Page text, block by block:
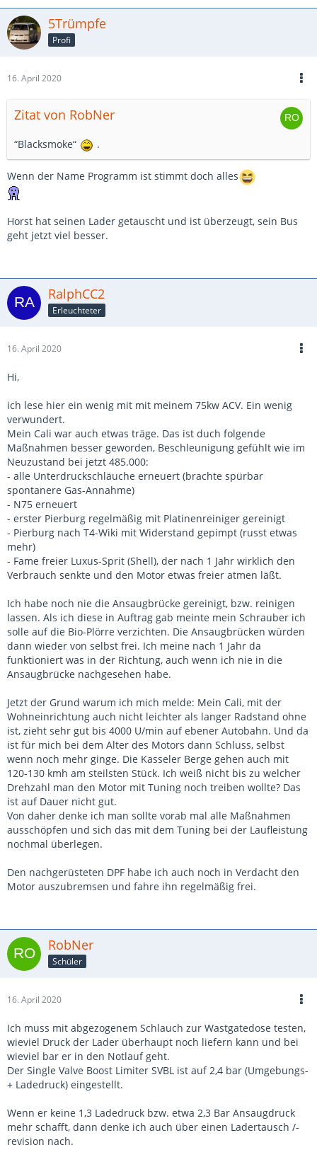
5Trümpfe
Profi
16. April 2020
Zitat von RobNer
“Blacksmoke“ .
Wenn der Name Programm ist stimmt doch alles
Horst hat seinen Lader getauscht und ist überzeugt, sein Bus
geht jetzt viel besser.
RalphCC2
Erleuchteter
16. April 2020
Hi,
ich lese hier ein wenig mit mit meinem 75kw ACV. Ein wenig
verwundert.
Mein Cali war auch etwas träge. Das ist duch folgende
Maßnahmen besser geworden, Beschleunigung gefühlt wie im
Neuzustand bei jetzt 485.000:
- alle Unterdruckschläuche erneuert (brachte spürbar
spontanere Gas-Annahme)
- N75 erneuert
- erster Pierburg regelmäßig mit Platinenreiniger gereinigt
- Pierburg nach T4-Wiki mit Widerstand gepimpt (russt etwas
mehr)
- Fame freier Luxus-Sprit (Shell), der nach 1 Jahr wirklich den
Verbrauch senkte und den Motor etwas freier atmen läßt.
Ich habe noch nie die Ansaugbrücke gereinigt, bzw. reinigen
lassen. Als ich diese in Auftrag gab meinte mein Schrauber ich
solle auf die Bio-Plörre verzichten. Die Ansaugbrücken würden
dann wieder von selbst frei. Ich meine nach 1 Jahr da
funktioniert was in der Richtung, auch wenn ich nie in die
Ansaugbrücke nachgesehen habe.
Jetzt der Grund warum ich mich melde: Mein Cali, mit der
Wohneinrichtung auch nicht leichter als langer Radstand ohne
ist, zieht sehr gut bis 4000 U/min auf ebener Autobahn. Und da
ist für mich bei dem Alter des Motors dann Schluss, selbst
wenn noch mehr ginge. Die Kasseler Berge gehen auch mit
120-130 kmh am steilsten Stück. Ich weiß nicht bis zu welcher
Drehzahl man den Motor mit Tuning noch treiben wollte? Das
ist auf Dauer nicht gut.
Von daher denke ich man sollte vorab mal alle Maßnahmen
ausschöpfen und sich das mit dem Tuning bei der Laufleistung
nochmal überlegen.
Den nachgerüsteten DPF habe ich auch noch in Verdacht den
Motor auszubremsen und fahre ihn regelmäßig frei.
RobNer
Schüler
16. April 2020
Ich muss mit abgezogenem Schlauch zur Wastgatedose testen,
wieviel Druck der Lader überhaupt noch liefern kann und bei
wieviel bar er in den Notlauf geht.
Der Single Valve Boost Limiter SVBL ist auf 2,4 bar (Umgebungs-
+ Ladedruck) eingestellt.
Wenn er keine 1,3 Ladedruck bzw. etwa 2,3 Bar Ansaugdruck
mehr schafft, dann denke ich auch über einen Ladertausch /-
revision nach.